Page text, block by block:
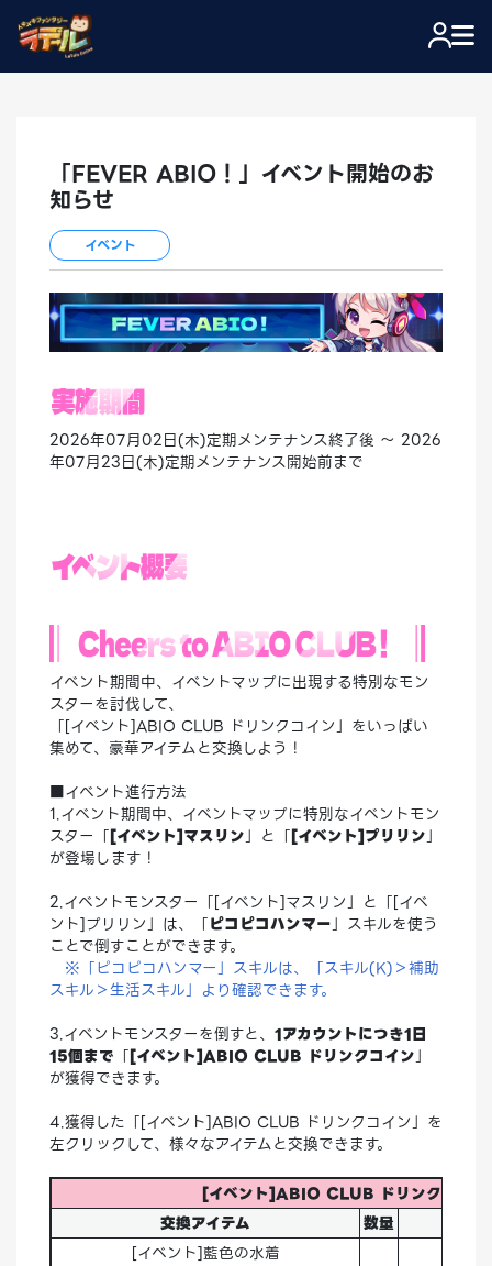
「FEVER ABIO！」イベント開始のお
知らせ
イベント
2026年07月02日(木)定期メンテナンス終了後 ～ 2026
年07月23日(木)定期メンテナンス開始前まで
イベント期間中、イベントマップに出現する特別なモン
スターを討伐して、
「[イベント]ABIO CLUB ドリンクコイン」をいっぱい
集めて、豪華アイテムと交換しよう！
■イベント進行方法
1.イベント期間中、イベントマップに特別なイベントモン
スター「[イベント]マスリン」と「[イベント]プリリン」
が登場します！
2.イベントモンスター「[イベント]マスリン」と「[イベ
ント]プリリン」は、「ピコピコハンマー」スキルを使う
ことで倒すことができます。
※「ピコピコハンマー」スキルは、「スキル(K)＞補助
スキル＞生活スキル」より確認できます。
3.イベントモンスターを倒すと、 1アカウントにつき1日
15個まで 「[イベント]ABIO CLUB ドリンクコイン」
が獲得できます。
4.獲得した「[イベント]ABIO CLUB ドリンクコイン」を
左クリックして、様々なアイテムと交換できます。
[イベント]ABIO CLUB ドリンクコイン
交換アイテム
数量
[イベント]藍色の水着